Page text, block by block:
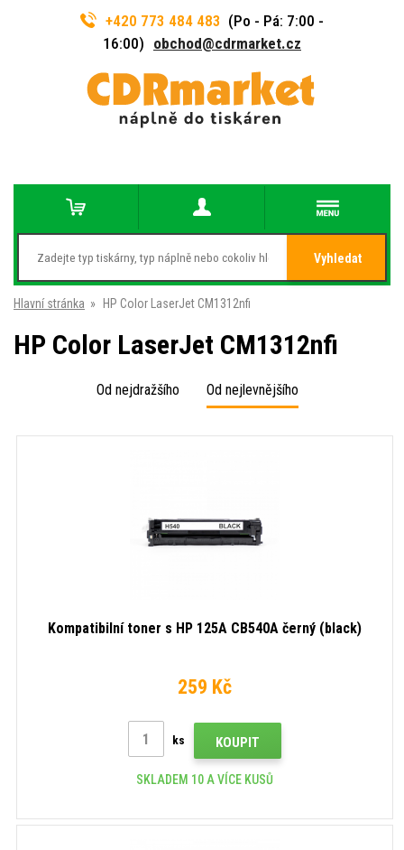
+420 773 484 483 (Po - Pá: 7:00 -
16:00) obchod@cdrmarket.cz
Vyhledat
Hlavní stránka » HP Color LaserJet CM1312nfi
HP Color LaserJet CM1312nfi
Od nejdražšího Od nejlevnějšího
Kompatibilní toner s HP 125A CB540A černý (black)
259 Kč
ks KOUPIT
SKLADEM 10 A VÍCE KUSŮ